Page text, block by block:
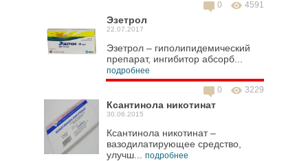
4591
0
Эзетрол
22.07.2017
Эзетрол – гиполипидемический
препарат, ингибитор абсорб...
подробнее
3229
0
Ксантинола никотинат
30.06.2015
Ксантинола никотинат –
вазодилатирующее средство,
улучш... подробнее